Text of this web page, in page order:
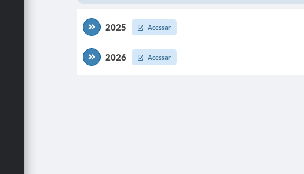
2025 Acessar
2026 Acessar